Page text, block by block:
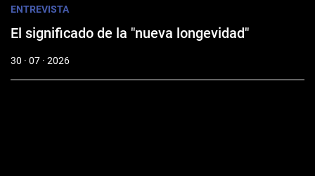
ENTREVISTA
El significado de la "nueva longevidad"
30 · 07 · 2026